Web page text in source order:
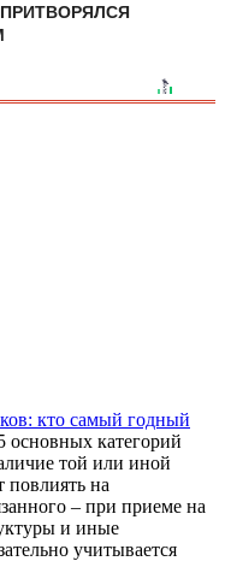
кто самый годный
основных категорий
той или иной
повлиять на
– при приеме на
и иные
учитывается